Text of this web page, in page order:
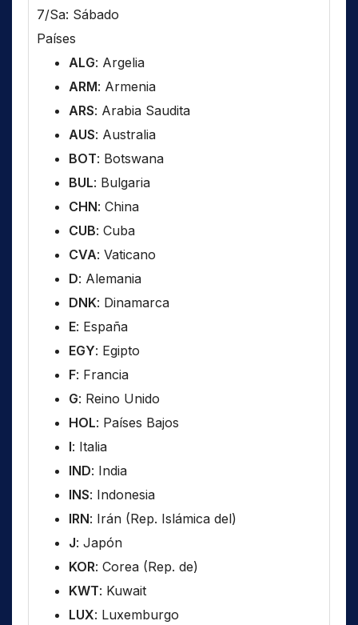
7/Sa: Sábado
Países
ALG: Argelia
ARM: Armenia
ARS: Arabia Saudita
AUS: Australia
BOT: Botswana
BUL: Bulgaria
CHN: China
CUB: Cuba
CVA: Vaticano
D: Alemania
DNK: Dinamarca
E: España
EGY: Egipto
F: Francia
G: Reino Unido
HOL: Países Bajos
I: Italia
IND: India
INS: Indonesia
IRN: Irán (Rep. Islámica del)
J: Japón
KOR: Corea (Rep. de)
KWT: Kuwait
LUX: Luxemburgo